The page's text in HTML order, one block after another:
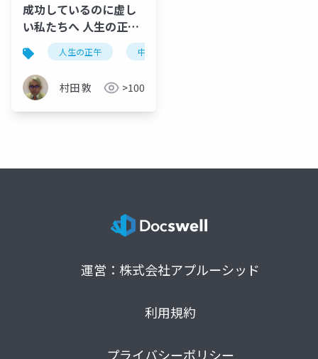
成功しているのに虚し
い私たちへ 人生の正午
〜現代の中高年を襲う
脳と身体のミスマッ
チ〜
人生の正午 中高年
村田 敦 >100
運営：株式会社アプルーシッド
利用規約
プライバシーポリシー